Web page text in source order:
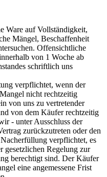
Ware auf Vollständigkeit,
Mängel, Beschaffenheit
Offensichtliche
von 1 Woche ab
schriftlich uns
verpflichtet, wenn der
nicht rechtzeitig
von uns zu vertretender
von dem Käufer rechtzeitig
- unter Ausschluss der
zurückzutreten oder den
verpflichtet, es
gesetzlichen Regelung zur
berechtigt sind. Der Käufer
eine angemessene Frist